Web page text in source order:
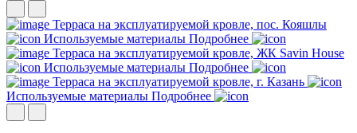
Терраса на эксплуатируемой кровле, пос. Кояшлы
Используемые материалы Подробнее
Терраса на эксплуатируемой кровле, ЖК Savin House
Используемые материалы Подробнее
Терраса на эксплуатируемой кровле, г. Казань
Используемые материалы Подробнее